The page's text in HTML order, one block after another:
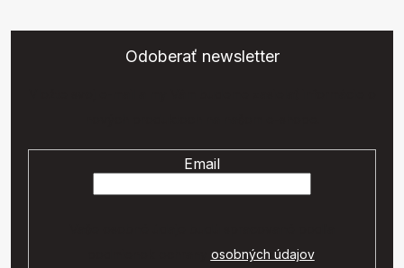
Odoberať newsletter
Email
osobných údajov.